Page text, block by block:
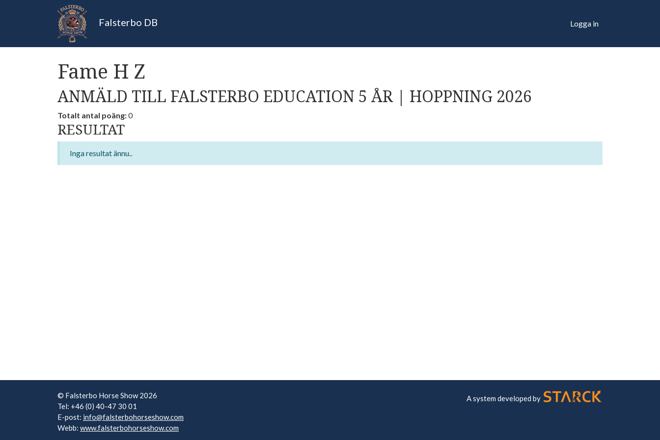
Falsterbo DB Logga in
Fame H Z
ANMÄLD TILL FALSTERBO EDUCATION 5 ÅR | HOPPNING 2026
Totalt antal poäng:0
RESULTAT
Inga resultat ännu..
© Falsterbo Horse Show 2026
Tel: +46 (0) 40-47 30 01
E-post: info@falsterbohorseshow.com
Webb: www.falsterbohorseshow.com
A system developed by